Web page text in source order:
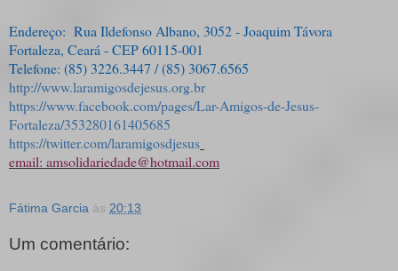
Endereço: Rua Ildefonso Albano, 3052 - Joaquim Távora
Fortaleza, Ceará - CEP 60115-001
Telefone: (85) 3226.3447 / (85) 3067.6565
http://www.laramigosdejesus.org.br
https://www.facebook.com/pages/Lar-Amigos-de-Jesus-
Fortaleza/353280161405685
https://twitter.com/laramigosdjesus
email: amsolidariedade@hotmail.com
Fátima Garcia às 20:13
Um comentário: